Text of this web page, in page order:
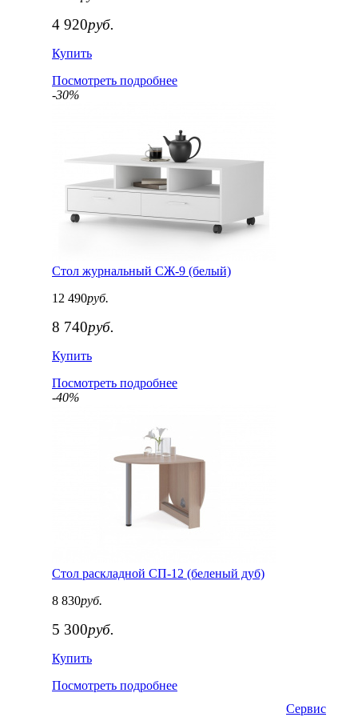
4 920руб.
Купить
Посмотреть подробнее
-30%
Стол журнальный СЖ-9 (белый)
12 490руб.
8 740руб.
Купить
Посмотреть подробнее
-40%
Стол раскладной СП-12 (беленый дуб)
8 830руб.
5 300руб.
Купить
Посмотреть подробнее
Сервис